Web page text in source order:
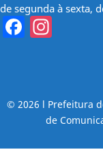
de segunda à sexta,
© 2026 l Prefeitura
de